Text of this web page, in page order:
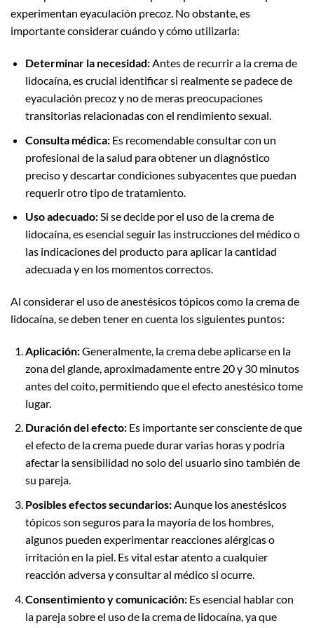
experimentan eyaculación precoz. No obstante, es
importante considerar cuándo y cómo utilizarla:
Determinar la necesidad:Antes de recurrir a la crema de
lidocaína, es crucial identificar si realmente se padece de
eyaculación precoz y no de meras preocupaciones
transitorias relacionadas con el rendimiento sexual.
Consulta médica:Es recomendable consultar con un
profesional de la salud para obtener un diagnóstico
preciso y descartar condiciones subyacentes que puedan
requerir otro tipo de tratamiento.
Uso adecuado:Si se decide por el uso de la crema de
lidocaína, es esencial seguir las instrucciones del médico o
las indicaciones del producto para aplicar la cantidad
adecuada y en los momentos correctos.
Al considerar el uso de anestésicos tópicos como la crema de
lidocaína, se deben tener en cuenta los siguientes puntos:
Aplicación:Generalmente, la crema debe aplicarse en la
zona del glande, aproximadamente entre 20 y 30 minutos
antes del coito, permitiendo que el efecto anestésico tome
lugar.
Duración del efecto:Es importante ser consciente de que
el efecto de la crema puede durar varias horas y podría
afectar la sensibilidad no solo del usuario sino también de
su pareja.
Posibles efectos secundarios:Aunque los anestésicos
tópicos son seguros para la mayoría de los hombres,
algunos pueden experimentar reacciones alérgicas o
irritación en la piel. Es vital estar atento a cualquier
reacción adversa y consultar al médico si ocurre.
Consentimiento y comunicación:Es esencial hablar con
la pareja sobre el uso de la crema de lidocaína, ya que